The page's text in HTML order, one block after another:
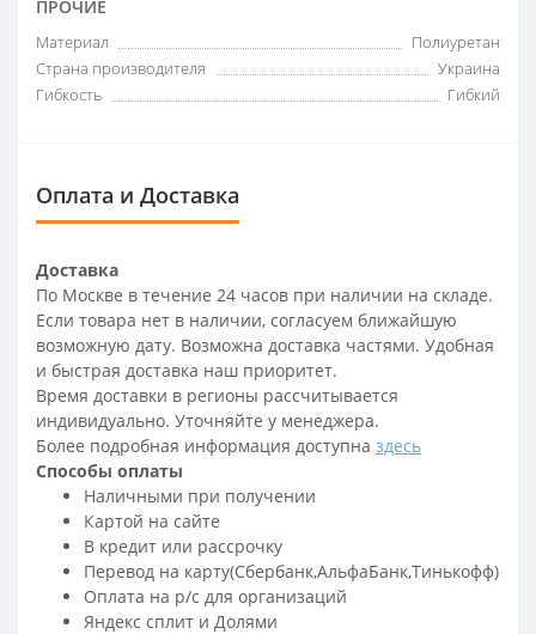
ПРОЧИЕ
Материал
Полиуретан
Страна производителя
Украина
Гибкость
Гибкий
Оплата и Доставка
Доставка
По Москве в течение 24 часов при наличии на складе.
Если товара нет в наличии, согласуем ближайшую
возможную дату. Возможна доставка частями. Удобная
и быстрая доставка наш приоритет.
Время доставки в регионы рассчитывается
индивидуально. Уточняйте у менеджера.
Более подробная информация доступна здесь
Способы оплаты
Наличными при получении
Картой на сайте
В кредит или рассрочку
Перевод на карту(Сбербанк,АльфаБанк,Тинькофф)
Оплата на р/c для организаций
Яндекс сплит и Долями